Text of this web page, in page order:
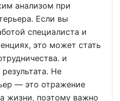
анализом при
Если вы
специалиста и
это может стать
и
Не
— это отражение
жизни, поэтому важно